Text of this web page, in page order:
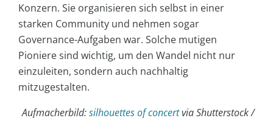
Konzern. Sie organisieren sich selbst in einer
starken Community und nehmen sogar
Governance-Aufgaben war. Solche mutigen
Pioniere sind wichtig, um den Wandel nicht nur
einzuleiten, sondern auch nachhaltig
mitzugestalten.
Aufmacherbild:silhouettes of concertvia Shutterstock /